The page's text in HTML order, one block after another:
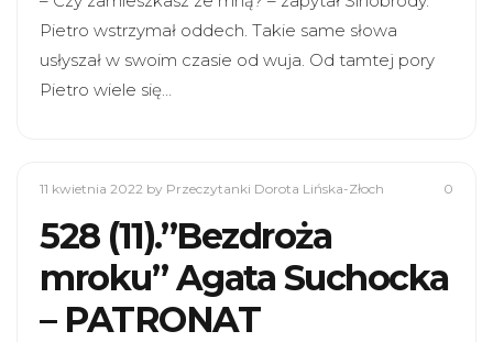
Pietro wstrzymał oddech. Takie same słowa
usłyszał w swoim czasie od wuja. Od tamtej pory
Pietro wiele się…
11 kwietnia 2022 by Przeczytanki Dorota Lińska-Złoch 0
528 (11).”Bezdroża
mroku” Agata Suchocka
– PATRONAT